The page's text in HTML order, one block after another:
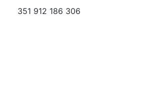
351 912 186 306